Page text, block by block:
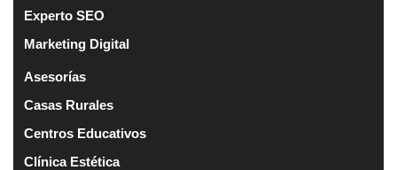
Experto SEO
Marketing Digital
Asesorías
Casas Rurales
Centros Educativos
Clínica Estética